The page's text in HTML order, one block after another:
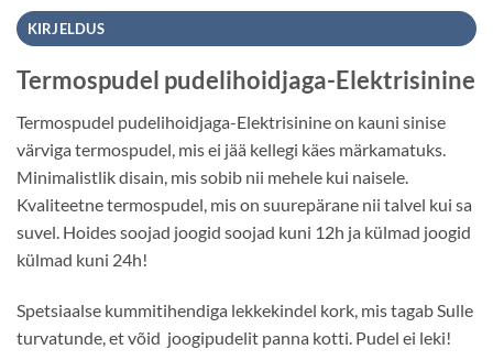
KIRJELDUS
Termospudel pudelihoidjaga-Elektrisinine
Termospudel pudelihoidjaga-Elektrisinine on kauni sinise
värviga termospudel, mis ei jää kellegi käes märkamatuks.
Minimalistlik disain, mis sobib nii mehele kui naisele.
Kvaliteetne termospudel, mis on suurepärane nii talvel kui sa
suvel. Hoides soojad joogid soojad kuni 12h ja külmad joogid
külmad kuni 24h!
Spetsiaalse kummitihendiga lekkekindel kork, mis tagab Sulle
turvatunde, et võid joogipudelit panna kotti. Pudel ei leki!